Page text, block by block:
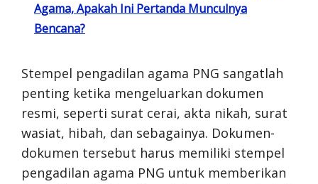
Agama, Apakah Ini Pertanda Munculnya
Bencana?
Stempel pengadilan agama PNG sangatlah
penting ketika mengeluarkan dokumen
resmi, seperti surat cerai, akta nikah, surat
wasiat, hibah, dan sebagainya. Dokumen-
dokumen tersebut harus memiliki stempel
pengadilan agama PNG untuk memberikan